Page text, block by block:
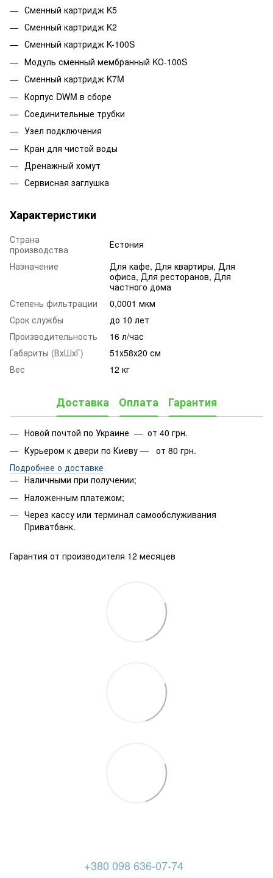
Сменный картридж K5
Сменный картридж K2
Сменный картридж K-100S
Модуль сменный мембранный KО-100S
Сменный картридж K7M
Корпус DWM в сборе
Соединительные трубки
Узел подключения
Кран для чистой воды
Дренажный хомут
Сервисная заглушка
Характеристики
Страна
производства
Естония
Назначение
Для кафе, Для квартиры, Для
офиса, Для ресторанов, Для
частного дома
Степень фильтрации
0,0001 мкм
Срок службы
до 10 лет
Производительность
16 л/час
Габариты (ВхШхГ)
51х58х20 см
Вес
12 кг
Доставка Оплата Гарантия
Новой почтой по Украине — от 40 грн.
Курьером к двери по Киеву — от 80 грн.
Подробнее о доставке
Наличными при получении;
Наложенным платежом;
Через кассу или терминал самообслуживания
Приватбанк.
Гарантия от производителя 12 месяцев
+380 098 636-07-74